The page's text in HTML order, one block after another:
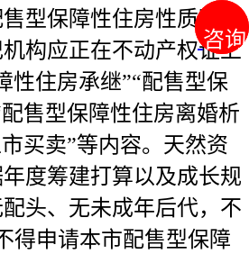
咨询
咨询
型保障性住房性质不
构应正在不动产权证上
性住房承继”“配售型保
售型保障性住房离婚析
买卖”等内容。天然资
度筹建打算以及成长规
头、无未成年后代，不
得申请本市配售型保障